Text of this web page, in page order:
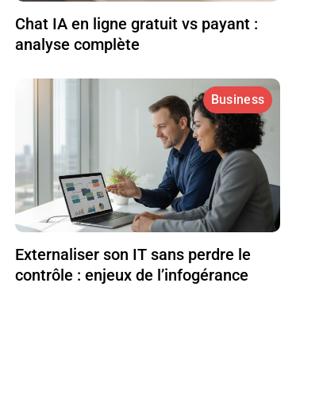
Chat IA en ligne gratuit vs payant :
analyse complète
Business
Externaliser son IT sans perdre le
contrôle : enjeux de l’infogérance